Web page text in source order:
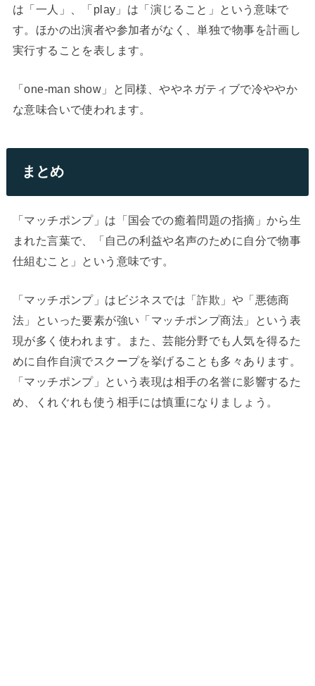
は「一人」、「play」は「演じること」という意味で
す。ほかの出演者や参加者がなく、単独で物事を計画し
実行することを表します。
「one-man show」と同様、ややネガティブで冷ややか
な意味合いで使われます。
まとめ
「マッチポンプ」は「国会での癒着問題の指摘」から生
まれた言葉で、「自己の利益や名声のために自分で物事
仕組むこと」という意味です。
「マッチポンプ」はビジネスでは「詐欺」や「悪徳商
法」といった要素が強い「マッチポンプ商法」という表
現が多く使われます。また、芸能分野でも人気を得るた
めに自作自演でスクープを挙げることも多々あります。
「マッチポンプ」という表現は相手の名誉に影響するた
め、くれぐれも使う相手には慎重になりましょう。